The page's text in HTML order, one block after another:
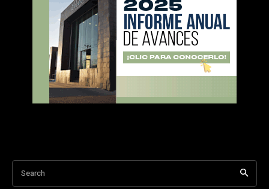
Search